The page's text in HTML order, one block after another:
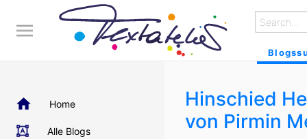
Home
Alle Blogs
Hinschied
von Pirmin